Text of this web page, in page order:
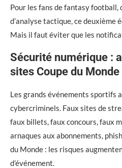
Pour les fans de fantasy
d’analyse tactique, ce deuxième
Mais il faut éviter que les
Sécurité numérique :
sites Coupe du Monde
Les grands événements sportifs
cybercriminels. Faux sites de
faux billets, faux concours, faux
arnaques aux abonnements,
du Monde : les risques
d’événement.